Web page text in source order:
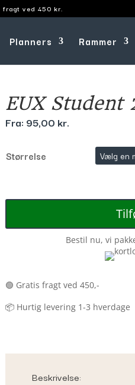
ved 450 kr.
Planners Rammer
EUX Student
Fra: 95,00 kr.
Størrelse
Bestil nu, vi
🟢 Gratis fragt ved 450,-
📦 Hurtig levering 1-3 hverdage
Beskrivelse: